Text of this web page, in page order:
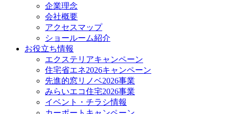
企業理念
会社概要
アクセスマップ
ショールーム紹介
お役立ち情報
エクステリアキャンペーン
住宅省エネ2026キャンペーン
先進的窓リノベ2026事業
みらいエコ住宅2026事業
イベント・チラシ情報